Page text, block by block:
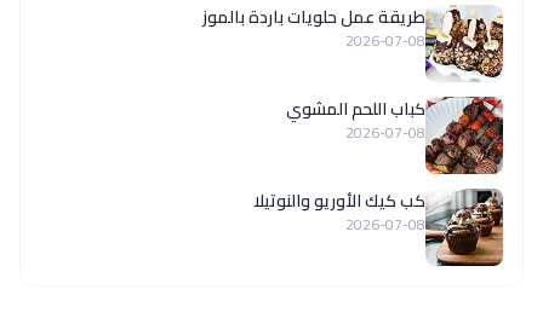
طريقة عمل حلويات باردة بالموز
2026-07-08
كباب اللحم المشوي
2026-07-08
كب كيك الأوريو والنوتيلا
2026-07-08